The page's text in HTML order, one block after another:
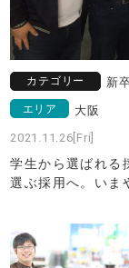
カテゴリー 新
エリア 大阪
2021.11.26[Fri]
学生から選ばれる
選ぶ採用へ。いま